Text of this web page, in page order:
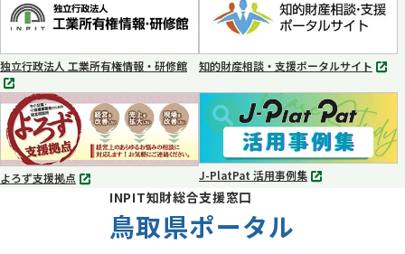
ブ
で
く
ブ
で
開
く
独立行政法人 工業所有権情報・研修館
別
タ
ブ
で
知的財産相談・支援ポータルサイト
別
タ
開
く
よろず支援拠点
別
J-PlatPat 活用事例集
別
INPIT知財総合支援窓口
鳥取県ポータル